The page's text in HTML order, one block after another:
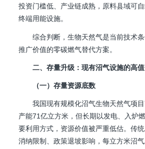
投资门槛低、产业链成熟，原料县域可
终端用能设施。
综合判断，生物天然气是当前技术
推广价值的零碳燃气替代方案。
二、存量升级：现有沼气设施的高
（一）存量资源底数
我国现有规模化沼气生物天然气项
产能71亿立方米，但长期以发电、入炉
要利用方式，资源价值被严重低估。传
消纳限制、政策退坡影响，每立方米沼